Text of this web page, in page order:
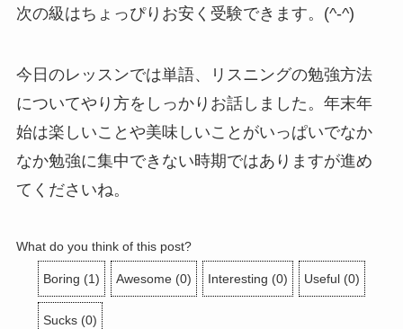
次の級はちょっぴりお安く受験できます。(^-^)
今日のレッスンでは単語、リスニングの勉強方法
についてやり方をしっかりお話しました。年末年
始は楽しいことや美味しいことがいっぱいでなか
なか勉強に集中できない時期ではありますが進め
てくださいね。
What do you think of this post?
Boring (1) Awesome (0) Interesting (0) Useful (0)
Sucks (0)